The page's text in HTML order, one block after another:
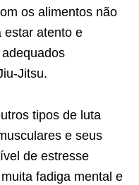
os alimentos não
estar atento e
Jitsu.
tipos de luta
e seus
de estresse
fadiga mental e